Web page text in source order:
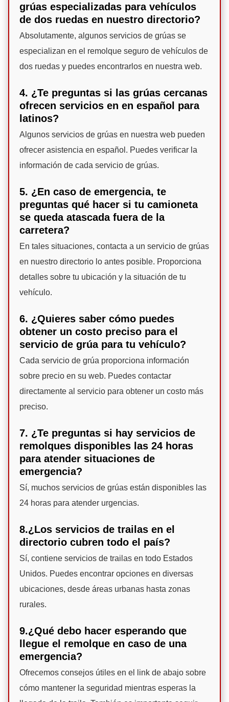
grúas especializadas para vehículos
de dos ruedas en nuestro directorio?
Absolutamente, algunos servicios de grúas se
especializan en el remolque seguro de vehículos de
dos ruedas y puedes encontrarlos en nuestra web.
4. ¿Te preguntas si las grúas cercanas
ofrecen servicios en en español para
latinos?
Algunos servicios de grúas en nuestra web pueden
ofrecer asistencia en español. Puedes verificar la
información de cada servicio de grúas.
5. ¿En caso de emergencia, te
preguntas qué hacer si tu camioneta
se queda atascada fuera de la
carretera?
En tales situaciones, contacta a un servicio de grúas
en nuestro directorio lo antes posible. Proporciona
detalles sobre tu ubicación y la situación de tu
vehículo.
6. ¿Quieres saber cómo puedes
obtener un costo preciso para el
servicio de grúa para tu vehículo?
Cada servicio de grúa proporciona información
sobre precio en su web. Puedes contactar
directamente al servicio para obtener un costo más
preciso.
7. ¿Te preguntas si hay servicios de
remolques disponibles las 24 horas
para atender situaciones de
emergencia?
Sí, muchos servicios de grúas están disponibles las
24 horas para atender urgencias.
8.¿Los servicios de trailas en el
directorio cubren todo el país?
Sí, contiene servicios de trailas en todo Estados
Unidos. Puedes encontrar opciones en diversas
ubicaciones, desde áreas urbanas hasta zonas
rurales.
9.¿Qué debo hacer esperando que
llegue el remolque en caso de una
emergencia?
Ofrecemos consejos útiles en el link de abajo sobre
cómo mantener la seguridad mientras esperas la